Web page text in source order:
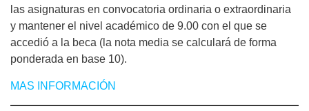
las asignaturas en convocatoria ordinaria o extraordinaria
y mantener el nivel académico de 9.00 con el que se
accedió a la beca (la nota media se calculará de forma
ponderada en base 10).
MAS INFORMACIÓN